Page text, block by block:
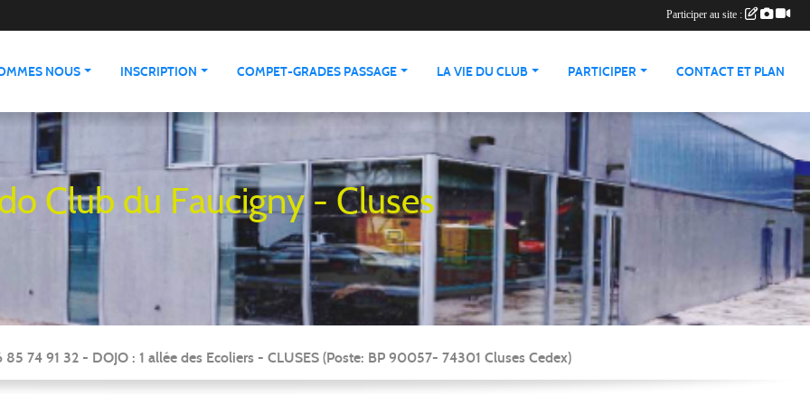
NOUS INSCRIPTION COMPET-GRADES PASSAGE LA VIE DU CLUB PARTICIPER CONTACT ET PLAN
Club du Faucigny - Cluses
74 91 32 - DOJO : 1 allée des Ecoliers - CLUSES (Poste: BP 90057- 74301 Cluses Cedex)
Participer au site :